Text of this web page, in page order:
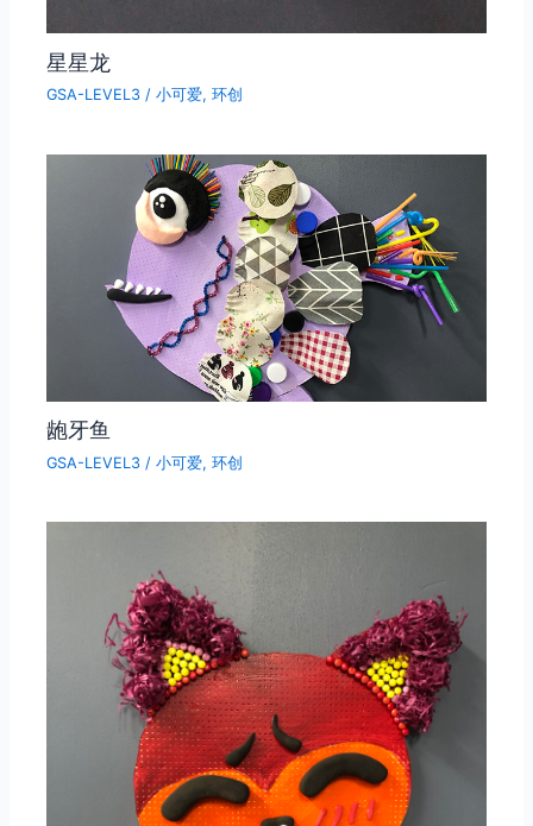
星星龙
GSA-LEVEL3 /小可爱,环创
龅牙鱼
GSA-LEVEL3 /小可爱,环创